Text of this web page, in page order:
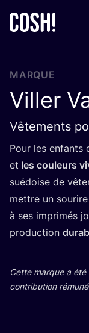
MARQUE
Viller
Vêtements
Pour les enfants
et les cou­leurs
sué­doise de
mettre un
à ses impri­més
pro­duc­tion
Cette marque a
contri­bu­tion